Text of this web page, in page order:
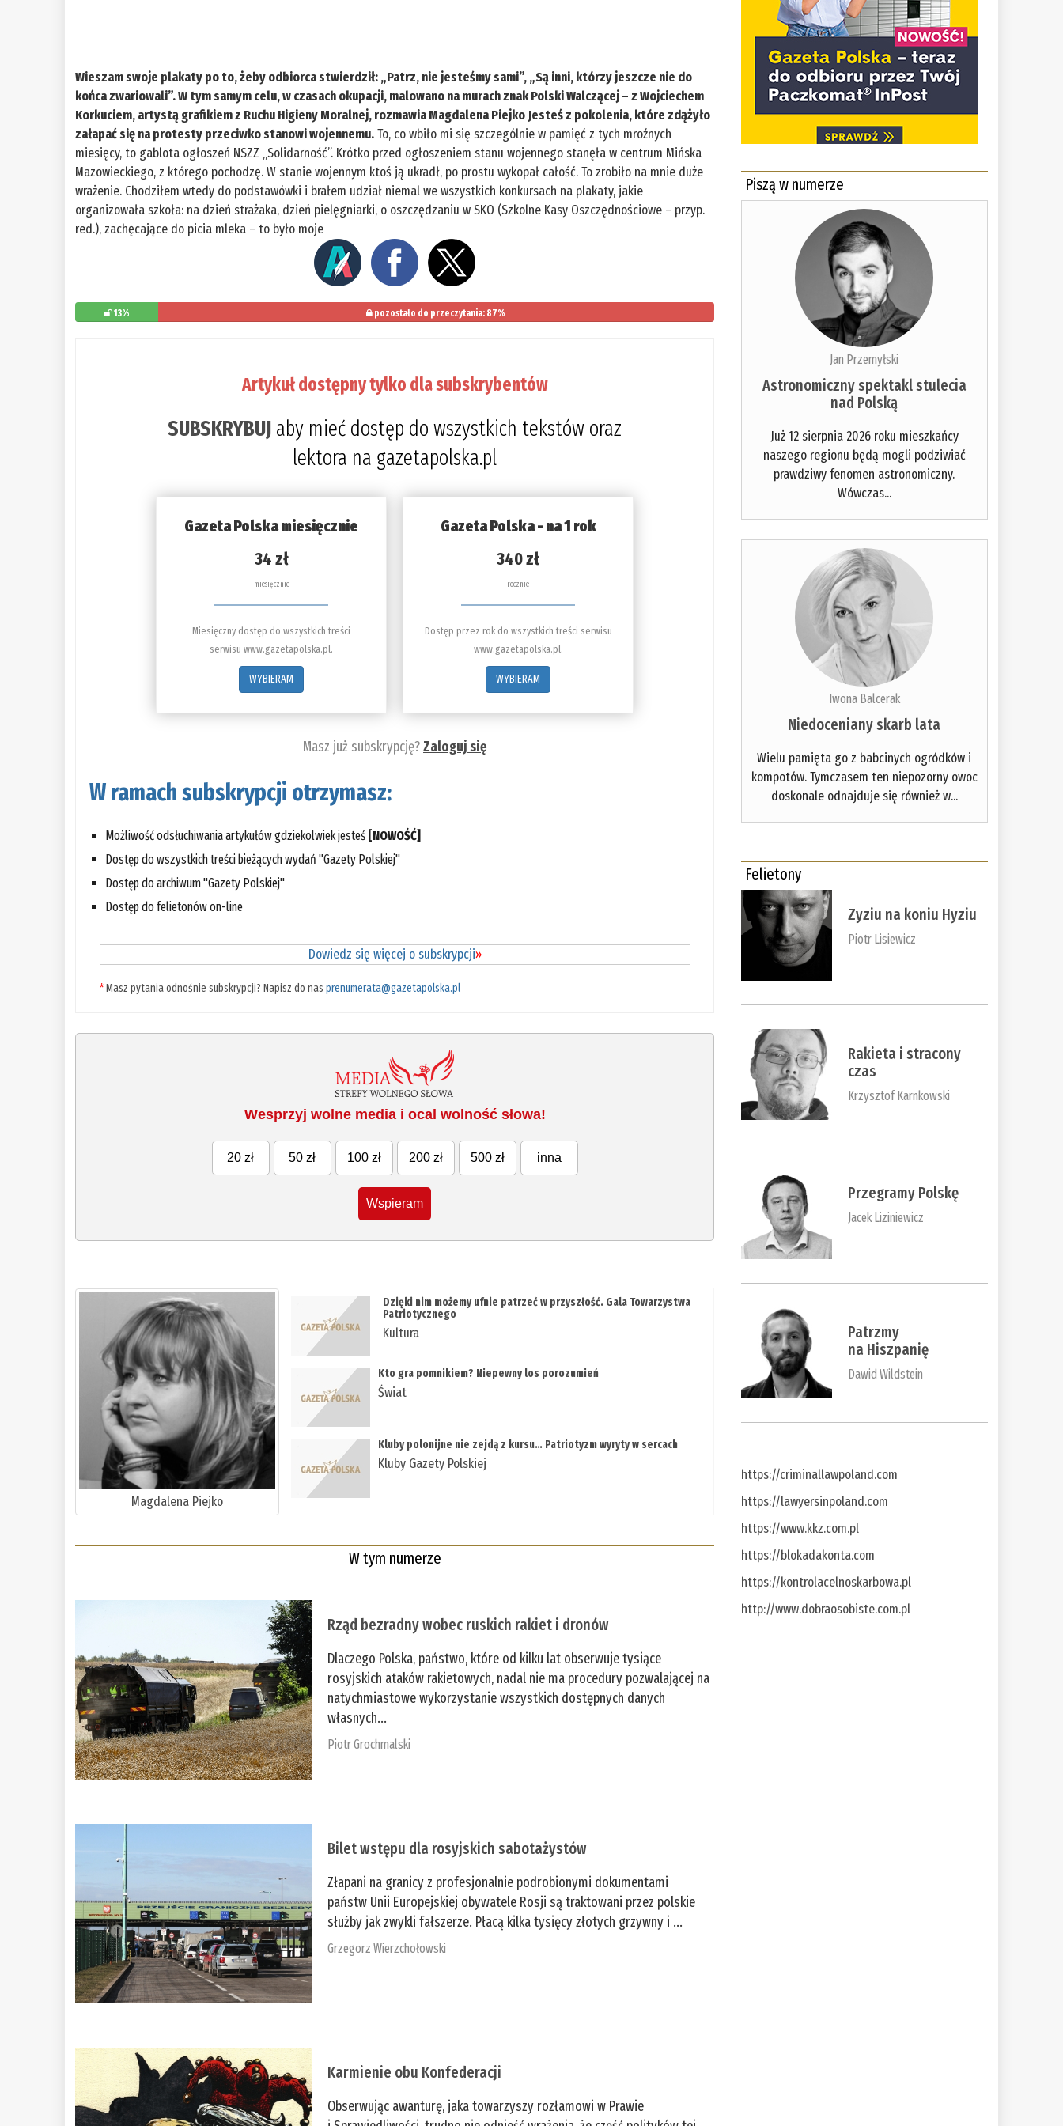
Wieszam swoje plakaty po to, żeby odbiorca stwierdził: „Patrz, nie jesteśmy sami”, „Są inni, którzy jeszcze nie do
końca zwariowali”. W tym samym celu, w czasach okupacji, malowano na murach znak Polski Walczącej – z Wojciechem
Korkuciem, artystą grafikiem z Ruchu Higieny Moralnej, rozmawia Magdalena Piejko Jesteś z pokolenia, które zdążyło
załapać się na protesty przeciwko stanowi wojennemu.To, co wbiło mi się szczególnie w pamięć z tych mroźnych
miesięcy, to gablota ogłoszeń NSZZ „Solidarność”. Krótko przed ogłoszeniem stanu wojennego stanęła w centrum Mińska
Mazowieckiego, z którego pochodzę. W stanie wojennym ktoś ją ukradł, po prostu wykopał całość. To zrobiło na mnie duże
wrażenie. Chodziłem wtedy do podstawówki i brałem udział niemal we wszystkich konkursach na plakaty, jakie
organizowała szkoła: na dzień strażaka, dzień pielęgniarki, o oszczędzaniu w SKO (Szkolne Kasy Oszczędnościowe – przyp.
red.), zachęcające do picia mleka – to było moje
13% pozostało do przeczytania: 87%
Artykuł dostępny tylko dla subskrybentów
SUBSKRYBUJ aby mieć dostęp do wszystkich tekstów oraz
lektora na gazetapolska.pl
Gazeta Polska miesięcznie
34 zł
miesięcznie
Miesięczny dostęp do wszystkich treści
serwisu www.gazetapolska.pl.
WYBIERAM
Gazeta Polska - na 1 rok
340 zł
rocznie
Dostęp przez rok do wszystkich treści serwisu
www.gazetapolska.pl.
WYBIERAM
Masz już subskrypcję?Zaloguj się
W ramach subskrypcji otrzymasz:
Możliwość odsłuchiwania artykułów gdziekolwiek jesteś [NOWOŚĆ]
Dostęp do wszystkich treści bieżących wydań "Gazety Polskiej"
Dostęp do archiwum "Gazety Polskiej"
Dostęp do felietonów on-line
Dowiedz się więcej o subskrypcji»
*Masz pytania odnośnie subskrypcji? Napisz do nasprenumerata@gazetapolska.pl
Wesprzyj wolne media i ocal wolność słowa!
20 zł 50 zł 100 zł 200 zł 500 zł inna
Wspieram
Magdalena Piejko
Dzięki nim możemy ufnie patrzeć w przyszłość. Gala Towarzystwa
Patriotycznego
Kultura
Kto gra pomnikiem? Niepewny los porozumień
Świat
Kluby polonijne nie zejdą z kursu… Patriotyzm wyryty w sercach
Kluby Gazety Polskiej
W tym numerze
Rząd bezradny wobec ruskich rakiet i dronów
Dlaczego Polska, państwo, które od kilku lat obserwuje tysiące
rosyjskich ataków rakietowych, nadal nie ma procedury pozwalającej na
natychmiastowe wykorzystanie wszystkich dostępnych danych
własnych...
Piotr Grochmalski
Bilet wstępu dla rosyjskich sabotażystów
Złapani na granicy z profesjonalnie podrobionymi dokumentami
państw Unii Europejskiej obywatele Rosji są traktowani przez polskie
służby jak zwykli fałszerze. Płacą kilka tysięcy złotych grzywny i ...
Grzegorz Wierzchołowski
Karmienie obu Konfederacji
Obserwując awanturę, jaka towarzyszy rozłamowi w Prawie
Piszą w numerze
Jan Przemyłski
Astronomiczny spektakl stulecia
nad Polską
Już 12 sierpnia 2026 roku mieszkańcy
naszego regionu będą mogli podziwiać
prawdziwy fenomen astronomiczny.
Wówczas...
Iwona Balcerak
Niedoceniany skarb lata
Wielu pamięta go z babcinych ogródków i
kompotów. Tymczasem ten niepozorny owoc
doskonale odnajduje się również w...
Felietony
Zyziu na koniu Hyziu
Piotr Lisiewicz
Rakieta i stracony
czas
Krzysztof Karnkowski
Przegramy Polskę
Jacek Liziniewicz
Patrzmy
na Hiszpanię
Dawid Wildstein
https://criminallawpoland.com
https://lawyersinpoland.com
https://www.kkz.com.pl
https://blokadakonta.com
https://kontrolacelnoskarbowa.pl
http://www.dobraosobiste.com.pl